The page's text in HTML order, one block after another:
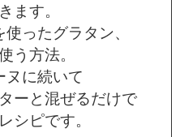
ます。
ったグラタン、
う方法。
ヌに続いて
ーと混ぜるだけで
シピです。